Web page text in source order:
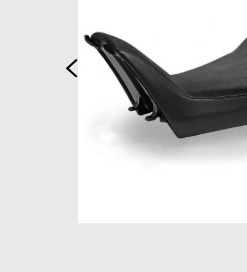
前回